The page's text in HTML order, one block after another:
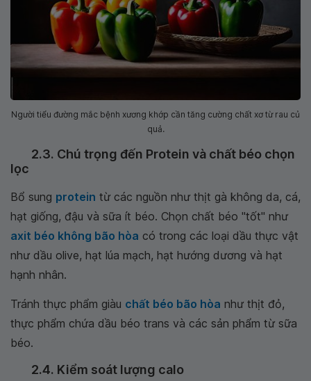
Người tiểu đường mắc bệnh xương khớp cần tăng cường chất xơ từ rau củ
quả.
2.3. Chú trọng đến Protein và chất béo chọn
lọc
Bổ sung protein từ các nguồn như thịt gà không da, cá,
hạt giống, đậu và sữa ít béo. Chọn chất béo "tốt" như
axit béo không bão hòa có trong các loại dầu thực vật
như dầu olive, hạt lúa mạch, hạt hướng dương và hạt
hạnh nhân.
Tránh thực phẩm giàu chất béo bão hòa như thịt đỏ,
thực phẩm chứa dầu béo trans và các sản phẩm từ sữa
béo.
2.4. Kiểm soát lượng calo